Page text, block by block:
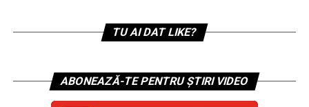
TU AI DAT LIKE?
ABONEAZĂ-TE PENTRU ȘTIRI VIDEO